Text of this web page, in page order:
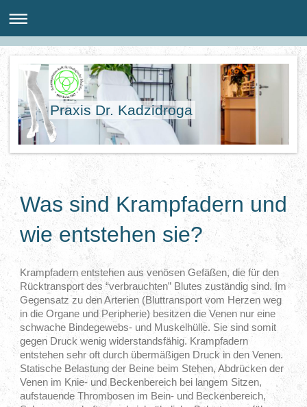
Praxis Dr. Kadzidroga
Was sind Krampfadern und
wie entstehen sie?
Krampfadern entstehen aus venösen Gefäßen, die für den
Rücktransport des “verbrauchten” Blutes zuständig sind. Im
Gegensatz zu den Arterien (Bluttransport vom Herzen weg
in die Organe und Peripherie) besitzen die Venen nur eine
schwache Bindegewebs- und Muskelhülle. Sie sind somit
gegen Druck wenig widerstandsfähig. Krampfadern
entstehen sehr oft durch übermäßigen Druck in den Venen.
Statische Belastung der Beine beim Stehen, Abdrücken der
Venen im Knie- und Beckenbereich bei langem Sitzen,
aufstauende Thrombosen im Bein- und Beckenbereich,